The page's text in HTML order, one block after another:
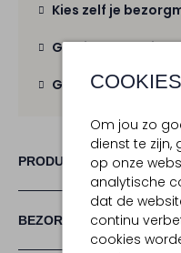
COOKIES
Om jou zo
dienst te zijn,
op onze
analytische
dat de
continu
cookies
Kies zelf je
Gratis verzending
Gratis retour
PRODUCT INFORMATIE
BEZORGEN &